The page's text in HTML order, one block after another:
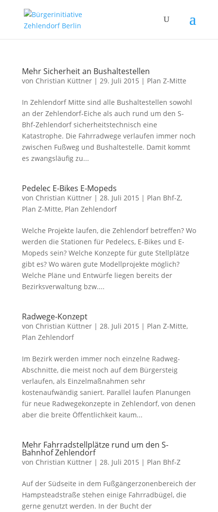
Mehr Sicherheit an Bushaltestellen
von Christian Küttner| 29. Juli 2015 | Plan Z-Mitte
In Zehlendorf Mitte sind alle Bushaltestellen sowohl
an der Zehlendorf-Eiche als auch rund um den S-
Bhf-Zehlendorf sicherheitstechnisch eine
Katastrophe. Die Fahrradwege verlaufen immer noch
zwischen Fußweg und Bushaltestelle. Damit kommt
es zwangsläufig zu...
Pedelec E-Bikes E-Mopeds
von Christian Küttner| 28. Juli 2015 | Plan Bhf-Z,
Plan Z-Mitte, Plan Zehlendorf
Welche Projekte laufen, die Zehlendorf betreffen? Wo
werden die Stationen für Pedelecs, E-Bikes und E-
Mopeds sein? Welche Konzepte für gute Stellplätze
gibt es? Wo wären gute Modellprojekte möglich?
Welche Pläne und Entwürfe liegen bereits der
Bezirksverwaltung bzw....
Radwege-Konzept
von Christian Küttner| 28. Juli 2015 | Plan Z-Mitte,
Plan Zehlendorf
Im Bezirk werden immer noch einzelne Radweg-
Abschnitte, die meist noch auf dem Bürgersteig
verlaufen, als Einzelmaßnahmen sehr
kostenaufwändig saniert. Parallel laufen Planungen
für neue Radwegekonzepte in Zehlendorf, von denen
aber die breite Öffentlichkeit kaum...
Mehr Fahrradstellplätze rund um den S-
Bahnhof Zehlendorf
von Christian Küttner| 28. Juli 2015 | Plan Bhf-Z
Auf der Südseite in dem Fußgängerzonenbereich der
Hampsteadstraße stehen einige Fahrradbügel, die
gerne genutzt werden. In der Bucht der